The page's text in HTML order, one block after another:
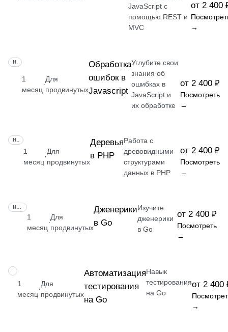
JavaScript с
помощью REST и
MVC
от 2 400
→
НАВЫК
1
месяц
·
Для
продвинутых
Обработка
ошибок в
Javascript
Углубите свои
знания об
ошибках в
JavaScript и
их обработке
от 2 400 ₽
Посмотреть
→
1
месяц
·
Для
продвинутых
Деревья
в PHP
Работа с
древовидными
структурами
данных в PHP
от 2 400 ₽
Посмотреть
→
1
месяц
·
Для
продвинутых
Дженерики
в Go
Изучите
дженерики
в Go
от 2 400 ₽
Посмотреть
→
НАВЫК
1
месяц
·
Для
продвинутых
Автоматизация
тестирования
на Go
Навык
тестирования
на Go
от 2 400
→